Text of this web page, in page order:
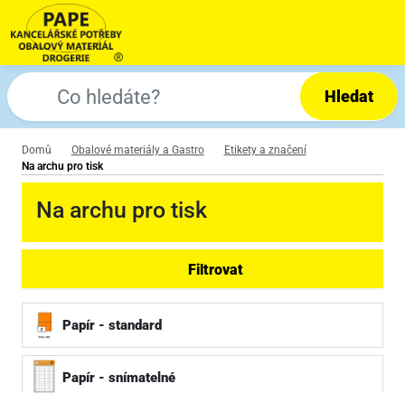
Hledat
Domů Obalové materiály a Gastro
Etikety a značení
Na archu pro tisk
Na archu pro tisk
Filtrovat
Papír - standard
Papír - snímatelné